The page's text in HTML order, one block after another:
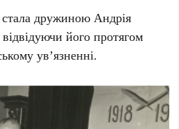
стала дружиноюАндрія
його протягом
ув’язненні.